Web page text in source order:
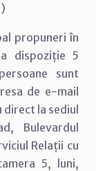
propuneri în
dispoziție 5
sunt
de e-mail
direct la sediul
Bulevardul
Relații cu
5, luni,